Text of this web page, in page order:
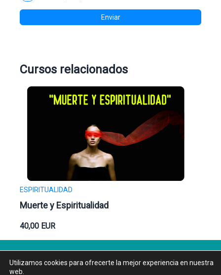
Enviar
Cursos relacionados
ESPIRITUALIDAD
Muerte y Espiritualidad
40,00 EUR
Utilizamos cookies para ofrecerte la mejor experiencia en nuestra
web.